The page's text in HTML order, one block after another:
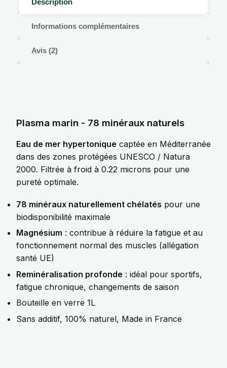
Description
Informations complémentaires
Avis (2)
Plasma marin - 78 minéraux naturels
Eau de mer hypertonique captée en Méditerranée
dans des zones protégées UNESCO / Natura
2000. Filtrée à froid à 0.22 microns pour une
pureté optimale.
78 minéraux naturellement chélatés pour une
biodisponibilité maximale
Magnésium : contribue à réduire la fatigue et au
fonctionnement normal des muscles (allégation
santé UE)
Reminéralisation profonde : idéal pour sportifs,
fatigue chronique, changements de saison
Bouteille en verre 1L
Sans additif, 100% naturel, Made in France